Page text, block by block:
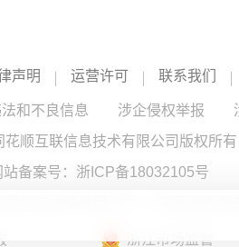
声明 运营许可 联系我们
和不良信息 涉企侵权举报
花顺互联信息技术有限公司版权所有
站备案号： 浙ICP备18032105号
顺云软件有限公司 （中国证监会
浙江市场监管